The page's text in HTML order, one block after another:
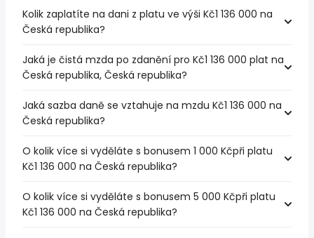
Kolik zaplatíte na dani z platu ve výši Kč1 136 000 na
Česká republika?
Jaká je čistá mzda po zdanění pro Kč1 136 000 plat na
Česká republika, Česká republika?
Jaká sazba daně se vztahuje na mzdu Kč1 136 000 na
Česká republika?
O kolik více si vyděláte s bonusem 1 000 Kčpři platu
Kč1 136 000 na Česká republika?
O kolik více si vyděláte s bonusem 5 000 Kčpři platu
Kč1 136 000 na Česká republika?